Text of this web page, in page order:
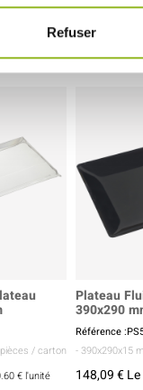
Refuser
€l'unité 98,25 € Le
/ carton
€ l'unité
Plateau
390x290
Référence
- 390x290x15
148,09 €